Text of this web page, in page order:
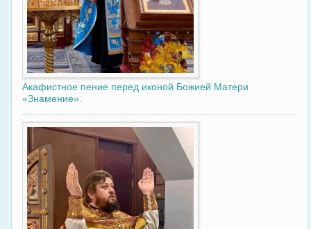
Акафистное пение перед иконой Божией Матери
«Знамение».